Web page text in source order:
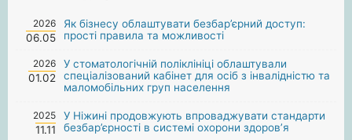
2026
06.05
Як бізнесу облаштувати безбар’єрний доступ:
прості правила та можливості
2026
01.02
У стоматологічній поліклініці облаштували
спеціалізований кабінет для осіб з інвалідністю та
маломобільних груп населення
2025
11.11
У Ніжині продовжують впроваджувати стандарти
безбар’єрності в системі охорони здоров’я